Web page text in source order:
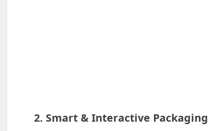
2. Smart & Interactive Packaging